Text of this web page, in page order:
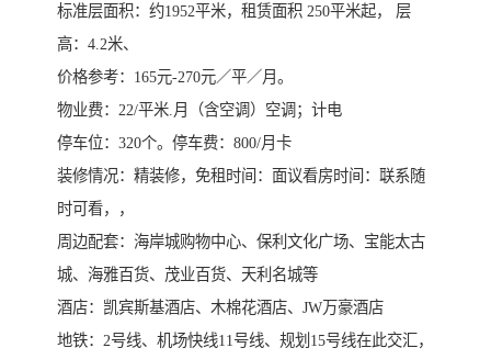
标准层面积：约1952平米，租赁面积 250平米起， 层
高：4.2米、
价格参考：165元-270元／平／月。
物业费：22/平米.月（含空调）空调；计电
停车位：320个。停车费：800/月卡
装修情况：精装修，免租时间：面议看房时间：联系随
时可看，，
周边配套：海岸城购物中心、保利文化广场、宝能太古
城、海雅百货、茂业百货、天利名城等
酒店：凯宾斯基酒店、木棉花酒店、JW万豪酒店
地铁：2号线、机场快线11号线、规划15号线在此交汇，